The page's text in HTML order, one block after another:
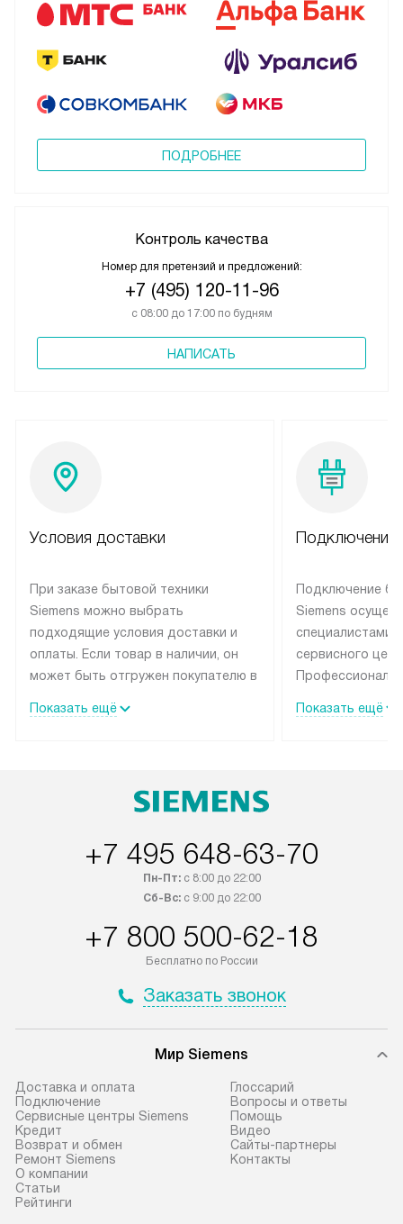
ПОДРОБНЕЕ
Контроль качества
Номер для претензий и предложений:
+7 (495) 120-11-96
с 08:00 до 17:00 по будням
НАПИСАТЬ
Условия доставки
При заказе бытовой техники
Siemens можно выбрать
подходящие условия доставки и
оплаты. Если товар в наличии, он
может быть отгружен покупателю в
специальным лейблом
Показать ещё
Подключение
Подключение
Siemens
специалистами
сервисного
эксплуатации
Показать ещё
+7 495 648-63-70
Пн-Пт:с 8:00 до 22:00
Сб-Вс:с 9:00 до 22:00
+7 800 500-62-18
Бесплатно по России
Заказать звонок
Мир Siemens
Доставка и оплата
Подключение
Сервисные центры Siemens
Кредит
Возврат и обмен
Ремонт Siemens
О компании
Статьи
Рейтинги
Глоссарий
Вопросы и ответы
Помощь
Видео
Сайты-партнеры
Контакты